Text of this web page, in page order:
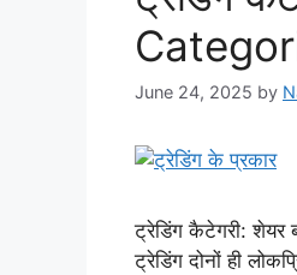
June 24, 2025 by
ट्रेडिंग कैटेगरी:
ट्रेडिंग दोनों ही